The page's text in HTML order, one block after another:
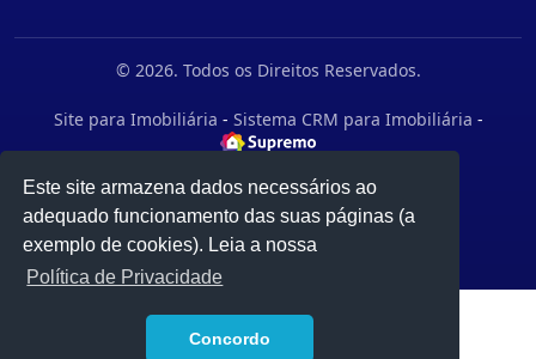
Este site armazena dados necessários ao
adequado funcionamento das suas páginas (a
exemplo de cookies). Leia a nossa
Política de Privacidade
Concordo
© 2026. Todos os Direitos Reservados.
Site para Imobiliária - Sistema CRM para Imobiliária -